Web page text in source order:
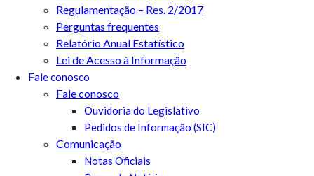
Regulamentação – Res. 2/2017
Perguntas frequentes
Relatório Anual Estatístico
Lei de Acesso à Informação
Fale conosco
Fale conosco
Ouvidoria do Legislativo
Pedidos de Informação (SIC)
Comunicação
Notas Oficiais